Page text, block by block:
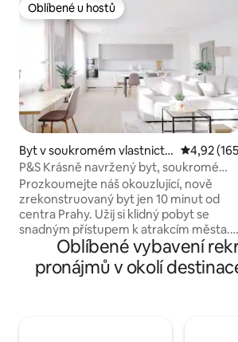
Oblíbené u hostů
Oblíbené u hostů
Byt v soukromém vlastnictví
ve městě Praha 8
Průměrné
4,92
P&S Krásně navržený byt, soukromé
parkoviště, 2 lůžka
Prozkoumejte náš okouzlující, nově
zrekonstruovaný byt jen 10 minut od
centra Prahy. Užij si klidný pobyt se
snadným přístupem k atrakcím města.
Náš prostorný apartmán je ideální pro
romantické pobyty, rodinné dovolené
nebo služební cesty a nabízí pohodlí
Oblíbené vybavení
pronájmů v okolí